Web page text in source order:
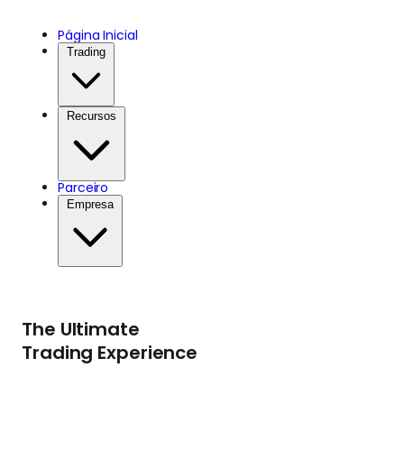
Página Inicial
Trading
Recursos
Parceiro
Empresa
The Ultimate
Trading Experience